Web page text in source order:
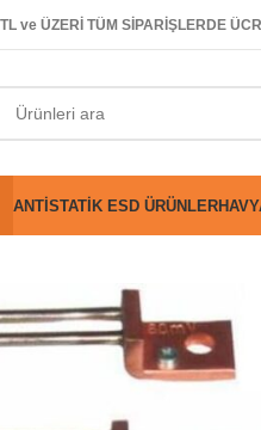
ve ÜZERİ TÜM SİPARİŞLERDE
ANTISTATIK ESD ÜRÜNLER